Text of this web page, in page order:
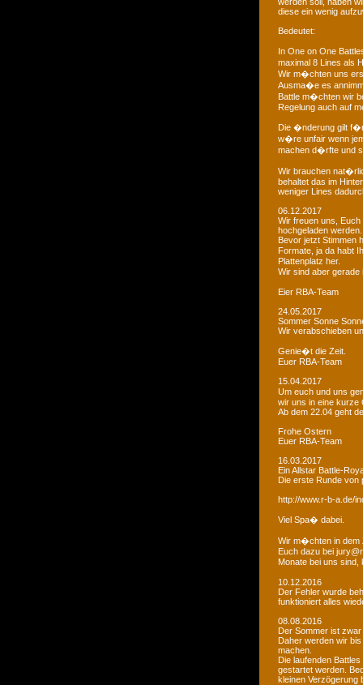
diese ein wenig
Bedeutet:
In One on One
maximal 8 Lines als
Wir m�chten uns
Ausma�e es
Battle m�chten wir
Regelung auch auf
Die �nderung gilt f�r
w�re unfair wenn
machen d�rfte und
Wir brauchen
behaltet das im
weniger Lines
06.12.2017
Wir freuen uns,
hochgeladen werden.
Bevor jetzt Stimmen
Formate, ja da habt
Plattenplatz her.
Wir sind aber
Eier RBA-Team
24.05.2017
Sommer Sonne
Wir verabschieben
Genie�t die Zeit.
Euer RBA-Team
15.04.2017
Um euch und uns
wir uns in eine kurze
Ab dem 22.04 geht
Frohe Ostern
Euer RBA-Team
16.03.2017
Ein Allstar Battle-
Die erste Runde von
http://www.r-b-a.de/
Viel Spa� dabei.
Wir m�chten in dem
Euch dazu bei
Monate bei uns
10.12.2016
Der Fehler wurde
funktioniert alles
08.08.2016
Der Sommer ist
Daher werden wir
machen.
Die laufenden
gestartet werden.
kleinen Verzögerung